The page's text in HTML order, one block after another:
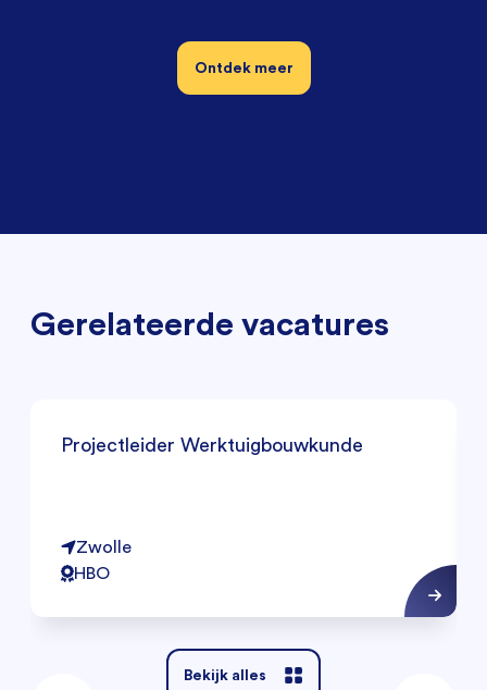
Ontdek meer
Gerelateerde vacatures
Projectleider Werktuigbouwkunde
Zwolle
HBO
Bekijk alles